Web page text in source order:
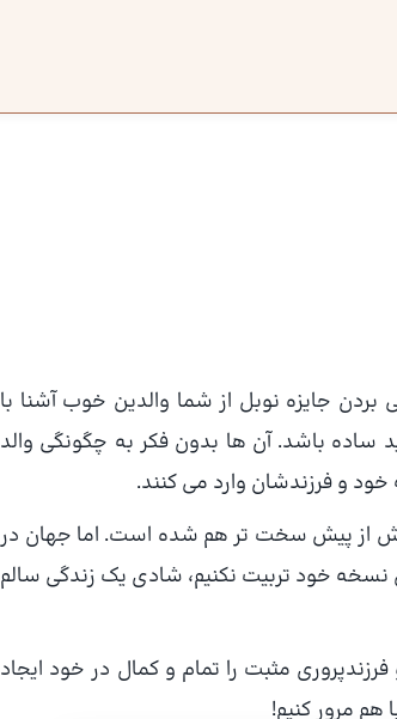
جایزه نوبل از شما والدین خوب آشنا با
ساده باشد. آن ها بدون فکر به چگونگی والد
و فرزندشان وارد می کنند.
از پیش سخت تر هم شده است. اما جهان در
نسخه خود تربیت نکنیم، شادی یک زندگی سالم
مثبت را تمام و کمال در خود ایجاد